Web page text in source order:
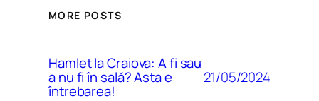
MORE POSTS
Hamlet la Craiova: A fi sau
a nu fi în sală? Asta e
întrebarea!
21/05/2024